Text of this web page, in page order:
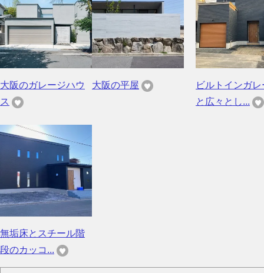
大阪のガレージハウ
ス
大阪の平屋
ビルトインガレ
と広々とし...
無垢床とスチール階
段のカッコ...